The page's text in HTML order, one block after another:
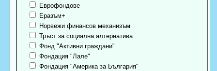
Еврофондове
Еразъм+
Норвежи финансов механизъм
Тръст за социална алтернатива
Фонд "Активни граждани"
Фондация "Лале"
Фондация "Америка за България"